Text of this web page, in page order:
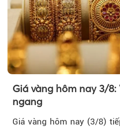
Giá vàng hôm nay 3/
ngang
Giá vàng hôm nay (3/8)